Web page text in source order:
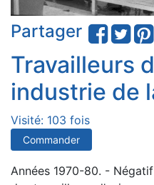
Partager
Travailleurs
industrie de
Visité: 103 fois
Commander
Années 1970-80. -